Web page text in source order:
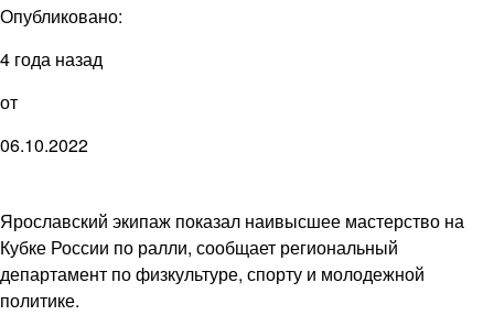
Опубликовано:
4 года назад
от
06.10.2022
Ярославский экипаж показал наивысшее мастерство на
Кубке России по ралли, сообщает региональный
департамент по физкультуре, спорту и молодежной
политике.